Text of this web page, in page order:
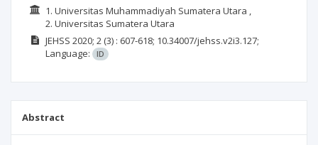
1. Universitas Muhammadiyah Sumatera Utara ,
2. Universitas Sumatera Utara
JEHSS 2020; 2(3) : 607-618; 10.34007/jehss.v2i3.127;
Language:
ID
Abstract